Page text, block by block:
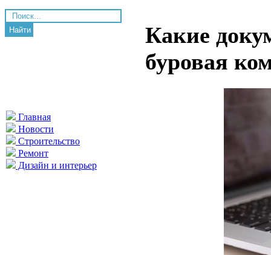
Найти
Главная
Новости
Строительство
Ремонт
Дизайн и интерьер
Какие
буровая